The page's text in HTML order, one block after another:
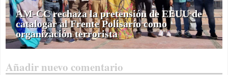
AM-CC rechaza la pretensión de EEUU de
catalogar al Frente Polisario como
organización terrorista
Añadir nuevo comentario